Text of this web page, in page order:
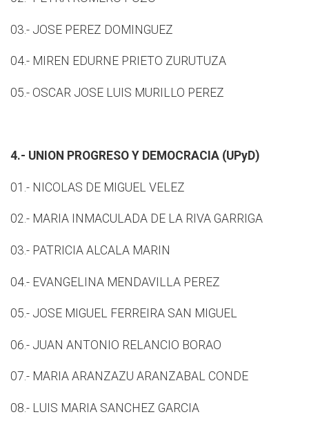
03.- JOSE PEREZ DOMINGUEZ
04.- MIREN EDURNE PRIETO ZURUTUZA
05.- OSCAR JOSE LUIS MURILLO PEREZ
4.- UNION PROGRESO Y DEMOCRACIA (UPyD)
01.- NICOLAS DE MIGUEL VELEZ
02.- MARIA INMACULADA DE LA RIVA GARRIGA
03.- PATRICIA ALCALA MARIN
04.- EVANGELINA MENDAVILLA PEREZ
05.- JOSE MIGUEL FERREIRA SAN MIGUEL
06.- JUAN ANTONIO RELANCIO BORAO
07.- MARIA ARANZAZU ARANZABAL CONDE
08.- LUIS MARIA SANCHEZ GARCIA